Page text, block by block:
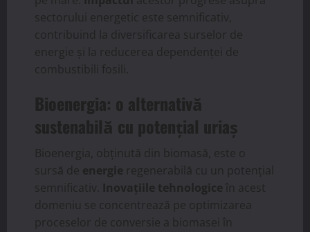
sectorului energetic este semnificativ,
contribuind la diversificarea surselor de
energie și la reducerea dependenței de
combustibili fosili.
Bioenergia: o alternativă
sustenabilă cu potențial uriaș
Bioenergia, obținută din biomasă, este o
sursă de energie regenerabilă cu un potențial
semnificativ. Inovațiile tehnologice în acest
domeniu se concentrează pe optimizarea
proceselor de conversie a biomasei în